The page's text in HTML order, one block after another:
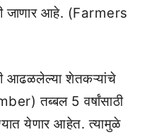
जाणार आहे. (Farmers
आढळलेल्या शेतकऱ्यांचे
तब्बल 5 वर्षांसाठी
येणार आहेत. त्यामुळे